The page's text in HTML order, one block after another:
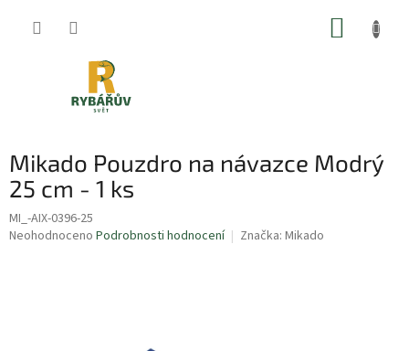
Mikado Pouzdro na návazce Modrý
25 cm - 1 ks
MI_-AIX-0396-25
Průměrné
Neohodnoceno Podrobnosti hodnocení Značka: Mikado